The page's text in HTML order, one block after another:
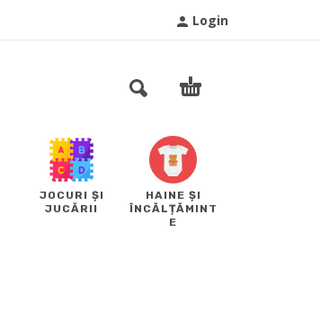
Login
JOCURI ȘI
JUCĂRII
HAINE ȘI
ÎNCĂLȚĂMINT
E